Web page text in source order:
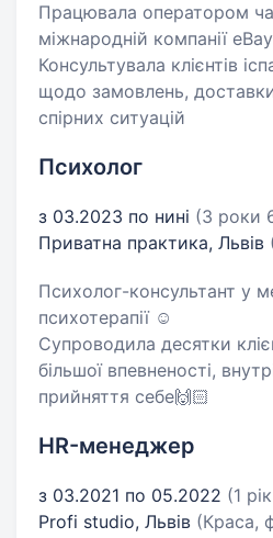
Працювала оператором
міжнародній компанії eBay
Консультувала клієнтів
щодо замовлень,
спірних ситуацій
Психолог
з 03.2023 по нині (3 роки
Приватна практика, Львів
Психолог-консультант у
психотерапії ☺️
Супроводила десятки
більшої впевненості,
прийняття себе🙌🏻
HR-менеджер
з 03.2021 по 05.2022 (1
Profi studio, Львів (Краса,